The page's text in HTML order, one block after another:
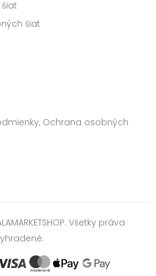
šiat
Ochrana osobných
Všetky práva